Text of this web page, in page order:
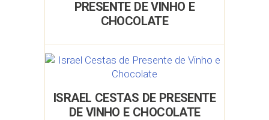
PRESENTE DE VINHO E
CHOCOLATE
ISRAEL CESTAS DE PRESENTE
DE VINHO E CHOCOLATE